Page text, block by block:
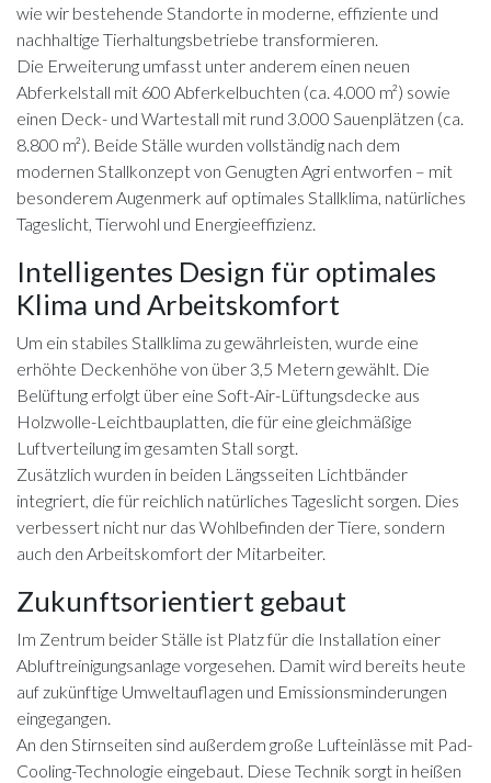
wie wir bestehende Standorte in moderne, effiziente und
nachhaltige Tierhaltungsbetriebe transformieren.
Die Erweiterung umfasst unter anderem einen neuen
Abferkelstall mit 600 Abferkelbuchten (ca. 4.000 m²) sowie
einen Deck- und Wartestall mit rund 3.000 Sauenplätzen (ca.
8.800 m²). Beide Ställe wurden vollständig nach dem
modernen Stallkonzept von Genugten Agri entworfen – mit
besonderem Augenmerk auf optimales Stallklima, natürliches
Tageslicht, Tierwohl und Energieeffizienz.
Intelligentes Design für optimales
Klima und Arbeitskomfort
Um ein stabiles Stallklima zu gewährleisten, wurde eine
erhöhte Deckenhöhe von über 3,5 Metern gewählt. Die
Belüftung erfolgt über eine Soft-Air-Lüftungsdecke aus
Holzwolle-Leichtbauplatten, die für eine gleichmäßige
Luftverteilung im gesamten Stall sorgt.
Zusätzlich wurden in beiden Längsseiten Lichtbänder
integriert, die für reichlich natürliches Tageslicht sorgen. Dies
verbessert nicht nur das Wohlbefinden der Tiere, sondern
auch den Arbeitskomfort der Mitarbeiter.
Zukunftsorientiert gebaut
Im Zentrum beider Ställe ist Platz für die Installation einer
Abluftreinigungsanlage vorgesehen. Damit wird bereits heute
auf zukünftige Umweltauflagen und Emissionsminderungen
eingegangen.
An den Stirnseiten sind außerdem große Lufteinlässe mit Pad-
Cooling-Technologie eingebaut. Diese Technik sorgt in heißen